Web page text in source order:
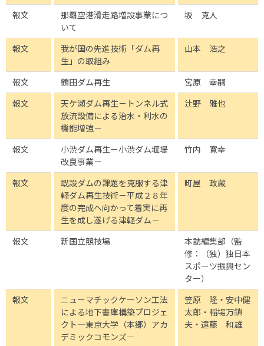
報文
那覇空港滑走路増設事業につ
いて
坂 克人
報文
我が国の先進技術「ダム再
生」の取組み
山本 浩之
報文 鶴田ダム再生
宮原 幸嗣
報文
天ケ瀬ダム再生－トンネル式
放流設備による治水・利水の
機能増強－
辻野 雅也
報文
小渋ダム再生－小渋ダム堰堤
改良事業－
竹内 寛幸
報文
既設ダムの課題を克服する津
軽ダム再生技術－平成２８年
度の完成へ向かって着実に再
生を成し遂げる津軽ダム－
町屋 政蔵
報文 新国立競技場
本誌編集部（監
修：（独）独日本
スポーツ振興セン
ター）
報文
ニューマチックケーソン工法
による地下書庫構築プロジェ
クト―東京大学（本郷）アカ
デミックコモンズ―
笠原 隆・安中健
太郎・稲場万鎖
夫・遠藤 和雄